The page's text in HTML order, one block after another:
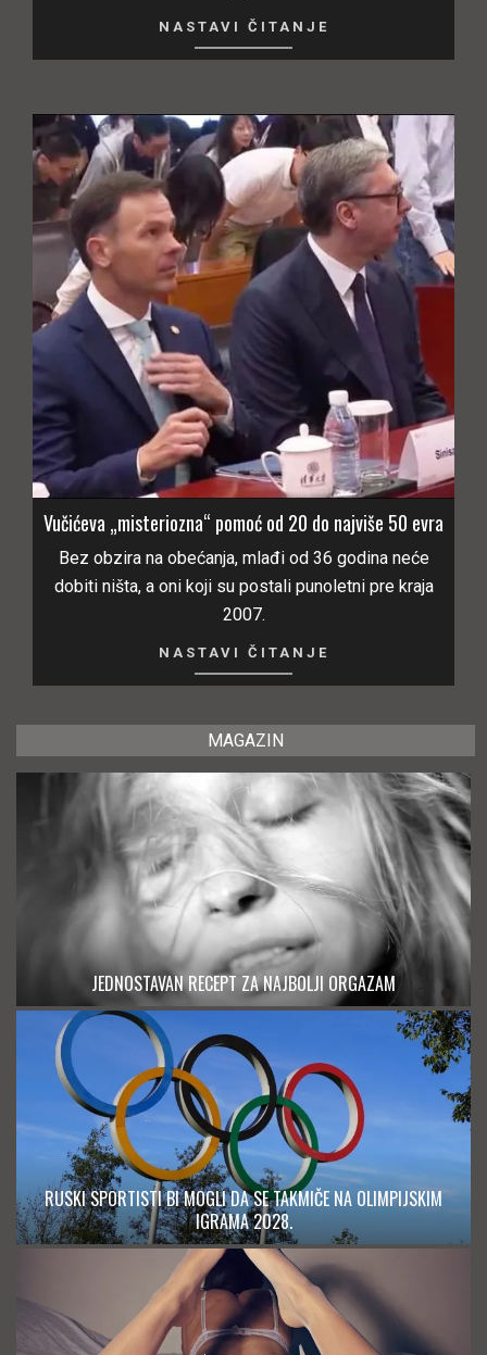
NASTAVI ČITANJE
Vučićeva „misteriozna“ pomoć od 20 do najviše 50 evra
Bez obzira na obećanja, mlađi od 36 godina neće
dobiti ništa, a oni koji su postali punoletni pre kraja
2007.
NASTAVI ČITANJE
MAGAZIN
JEDNOSTAVAN RECEPT ZA NAJBOLJI ORGAZAM
RUSKI SPORTISTI BI MOGLI DA SE TAKMIČE NA OLIMPIJSKIM
IGRAMA 2028.